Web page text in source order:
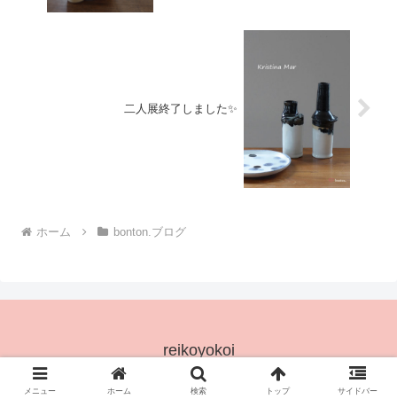
二人展終了しました✨
ホーム bonton.ブログ
reikoyokoi
© 2025 reikoyokoi.
メニュー ホーム 検索 トップ サイドバー